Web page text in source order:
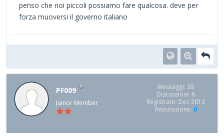
penso che noi piccoli possiamo fare qualcosa. deve per
forza muoversi il governo italiano
PF009
Junior Member
Messaggi: 38
Discussioni: 6
Registrato: Dec 2013
Reputazione: 0